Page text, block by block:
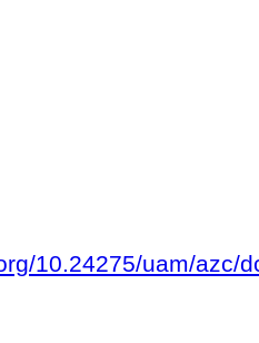
10.24275/uam/azc/